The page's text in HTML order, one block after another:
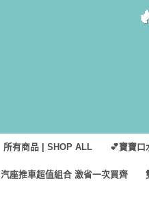
所有商品 | SHOP ALL 💕寶寶口
汽座推車超值組合 激省一次買齊